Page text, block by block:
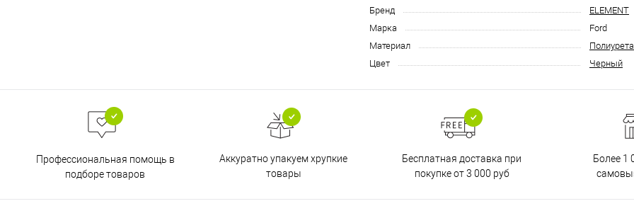
Бренд
ELEMENT
Марка
Ford
Материал
Цвет
Черный
Профессиональная помощь в
подборе товаров
Аккуратно упакуем хрупкие
товары
Бесплатная доставка при
покупке от 3 000 руб
Более 1